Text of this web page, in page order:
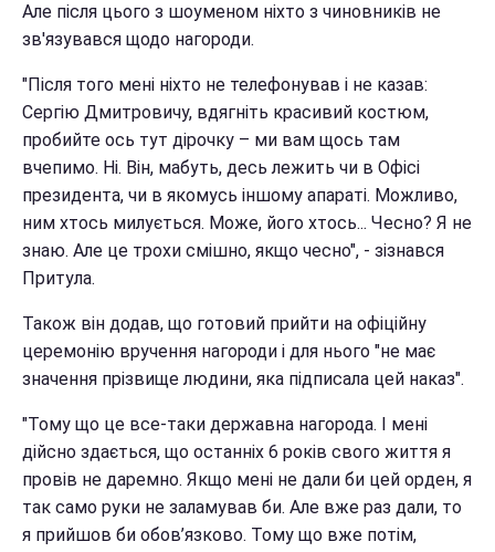
Але після цього з шоуменом ніхто з чиновників не
зв'язувався щодо нагороди.
"Після того мені ніхто не телефонував і не казав:
Сергію Дмитровичу, вдягніть красивий костюм,
пробийте ось тут дірочку – ми вам щось там
вчепимо. Ні. Він, мабуть, десь лежить чи в Офісі
президента, чи в якомусь іншому апараті. Можливо,
ним хтось милується. Може, його хтось... Чесно? Я не
знаю. Але це трохи смішно, якщо чесно", - зізнався
Притула.
Також він додав, що готовий прийти на офіційну
церемонію вручення нагороди і для нього "не має
значення прізвище людини, яка підписала цей наказ".
"Тому що це все-таки державна нагорода. І мені
дійсно здається, що останніх 6 років свого життя я
провів не даремно. Якщо мені не дали би цей орден, я
так само руки не заламував би. Але вже раз дали, то
я прийшов би обов’язково. Тому що вже потім,